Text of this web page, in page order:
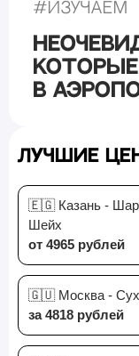
#Изучаем
в
Лучшие
🇪🇬 Казань -
Шейх
от 4965 рублей
🇬🇺 Москва -
за 4818 рублей